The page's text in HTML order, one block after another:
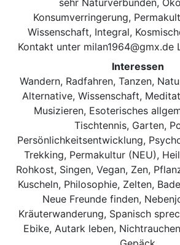
sehr Naturverbunden,
Konsumverringerung,
Wissenschaft, Integral,
Kontakt unter milan1964@gmx.de
Interessen
Wandern, Radfahren, Tanzen,
Alternative, Wissenschaft,
Musizieren, Esoterisches
Tischtennis, Garten,
Persönlichkeitsentwicklung,
Trekking, Permakultur (NEU),
Rohkost, Singen, Vegan, Zen,
Kuscheln, Philosophie, Zelten,
Neue Freunde finden,
Kräuterwanderung, Spanisch
Ebike, Autark leben,